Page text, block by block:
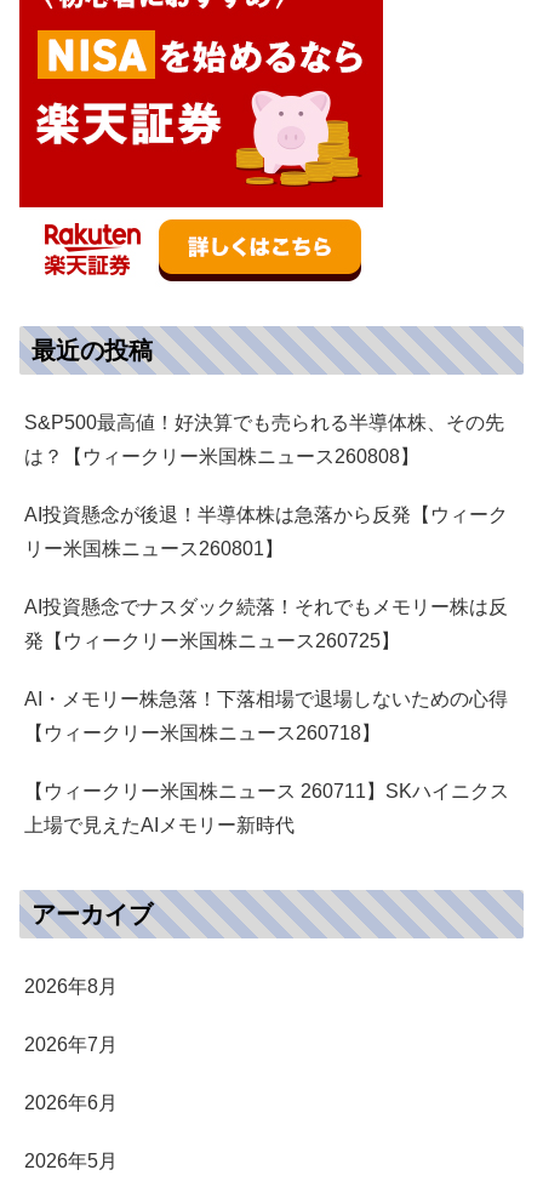
最近の投稿
S&P500最高値！好決算でも売られる半導体株、その先
は？【ウィークリー米国株ニュース260808】
AI投資懸念が後退！半導体株は急落から反発【ウィーク
リー米国株ニュース260801】
AI投資懸念でナスダック続落！それでもメモリー株は反
発【ウィークリー米国株ニュース260725】
AI・メモリー株急落！下落相場で退場しないための心得
【ウィークリー米国株ニュース260718】
【ウィークリー米国株ニュース 260711】SKハイニクス
上場で見えたAIメモリー新時代
アーカイブ
2026年8月
2026年7月
2026年6月
2026年5月